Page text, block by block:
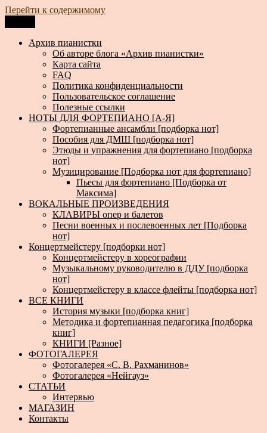
Перейти к содержимому
Архив пианистки
Всё для пианистов: ноты, книги, музыка, статьи…
Архив пианистки
Об авторе блога «Архив пианистки»
Карта сайта
FAQ
Политика конфиденциальности
Пользовательское соглашение
Полезные ссылки
НОТЫ ДЛЯ ФОРТЕПИАНО [А-Я]
Фортепианные ансамбли [подборка нот]
Пособия для ДМШ [подборка нот]
Этюды и упражнения для фортепиано [подборка
нот]
Музицирование [Подборка нот для фортепиано]
Пьесы для фортепиано [Подборка от
Максима]
ВОКАЛЬНЫЕ ПРОИЗВЕДЕНИЯ
КЛАВИРЫ опер и балетов
Песни военных и послевоенных лет [Подборка
нот]
Концертмейстеру [подборки нот]
Концертмейстеру в хореографии
Музыкальному руководителю в ДДУ [подборка
нот]
Концертмейстеру в классе флейты [подборка нот]
ВСЕ КНИГИ
История музыки [подборка книг]
Методика и фортепианная педагогика [подборка
книг]
КНИГИ [Разное]
ФОТОГАЛЕРЕЯ
Фотогалерея «С. В. Рахманинов»
Фотогалерея «Нейгауз»
СТАТЬИ
Интервью
МАГАЗИН
Контакты